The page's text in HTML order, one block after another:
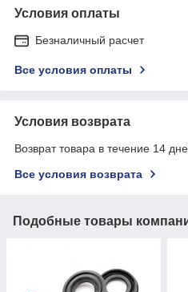
Условия оплаты
Безналичный расчет
Все условия оплаты
Условия возврата
Возврат товара в течение 14
Все условия возврата
Подобные товары